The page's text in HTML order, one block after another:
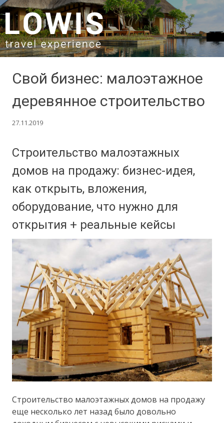
SKIP TO CONTENT
Свой бизнес: малоэтажное
деревянное строительство
27.11.2019
Строительство малоэтажных
домов на продажу: бизнес-идея,
как открыть, вложения,
оборудование, что нужно для
открытия + реальные кейсы
Строительство малоэтажных домов на продажу
еще несколько лет назад было довольно